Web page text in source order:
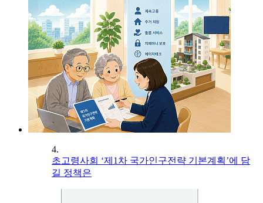
4.
초고령사회 ‘제1차 국가인구전략 기본계획’에 담
길 정책은